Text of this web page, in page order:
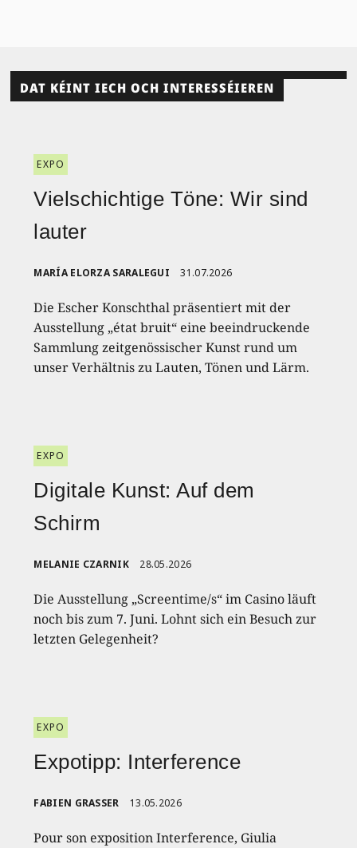
DAT KÉINT IECH OCH INTERESSÉIEREN
EXPO
Vielschichtige Töne: Wir sind
lauter
MARÍA ELORZA SARALEGUI 31.07.2026
Die Escher Konschthal präsentiert mit der
Ausstellung „état bruit“ eine beeindruckende
Sammlung zeitgenössischer Kunst rund um
unser Verhältnis zu Lauten, Tönen und Lärm.
EXPO
Digitale Kunst: Auf dem
Schirm
MELANIE CZARNIK 28.05.2026
Die Ausstellung „Screentime/s“ im Casino läuft
noch bis zum 7. Juni. Lohnt sich ein Besuch zur
letzten Gelegenheit?
EXPO
Expotipp: Interference
FABIEN GRASSER 13.05.2026
Pour son exposition Interference, Giulia